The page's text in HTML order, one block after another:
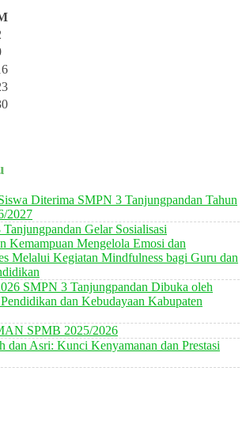
Diterima SMPN 3 Tanjungpandan Tahun
2027
Gelar Sosialisasi
Kemampuan Mengelola Emosi dan
Melalui Kegiatan Mindfulness bagi Guru dan
SMPN 3 Tanjungpandan Dibuka oleh
dan Kebudayaan Kabupaten
SPMB 2025/2026
dan Asri: Kunci Kenyamanan dan Prestasi